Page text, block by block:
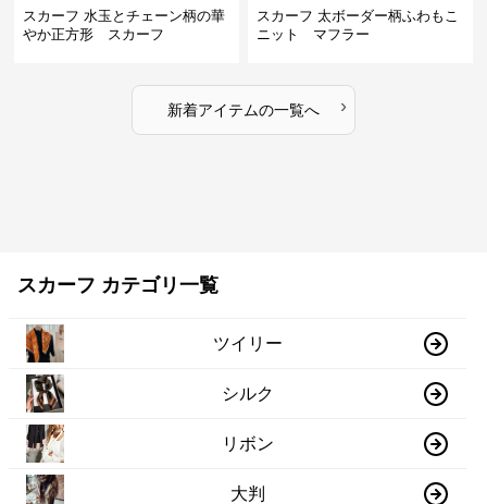
スカーフ 水玉とチェーン柄の華
やか正方形 スカーフ
スカーフ 太ボーダー柄ふわもこ
ニット マフラー
新着アイテムの一覧へ ›
スカーフ カテゴリ一覧
ツイリー
シルク
リボン
大判